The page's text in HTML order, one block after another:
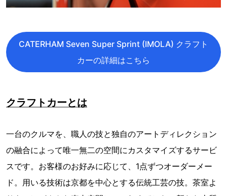
CATERHAM Seven Super Sprint (IMOLA) クラフト
カーの詳細はこちら
クラフトカーとは
一台のクルマを、職人の技と独自のアートディレクション
の融合によって唯一無二の空間にカスタマイズするサービ
スです。お客様のお好みに応じて、1点ずつオーダーメー
ド。用いる技術は京都を中心とする伝統工芸の技。茶室よ